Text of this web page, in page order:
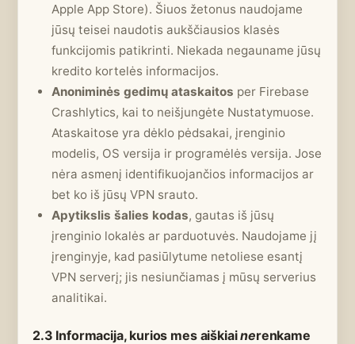
Apple App Store). Šiuos žetonus naudojame
jūsų teisei naudotis aukščiausios klasės
funkcijomis patikrinti. Niekada negauname jūsų
kredito kortelės informacijos.
Anoniminės gedimų ataskaitos per Firebase
Crashlytics, kai to neišjungėte Nustatymuose.
Ataskaitose yra dėklo pėdsakai, įrenginio
modelis, OS versija ir programėlės versija. Jose
nėra asmenį identifikuojančios informacijos ar
bet ko iš jūsų VPN srauto.
Apytikslis šalies kodas, gautas iš jūsų
įrenginio lokalės ar parduotuvės. Naudojame jį
įrenginyje, kad pasiūlytume netoliese esantį
VPN serverį; jis nesiunčiamas į mūsų serverius
analitikai.
2.3 Informacija, kurios mes aiškiainerenkame